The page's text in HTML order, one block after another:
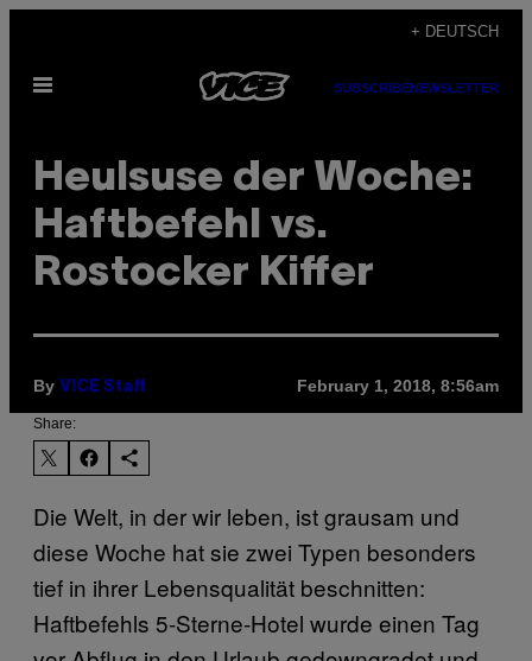
content
+ DEUTSCH
Open
SUBSCRIBENEWSLETTER
Heulsuse der Woche:
Haftbefehl vs.
Rostocker Kiffer
By VICE Staff February 1, 2018, 8:56am
Share:
Die Welt, in der wir leben, ist grausam und
diese Woche hat sie zwei Typen besonders
tief in ihrer Lebensqualität beschnitten:
Haftbefehls 5-Sterne-Hotel wurde einen Tag